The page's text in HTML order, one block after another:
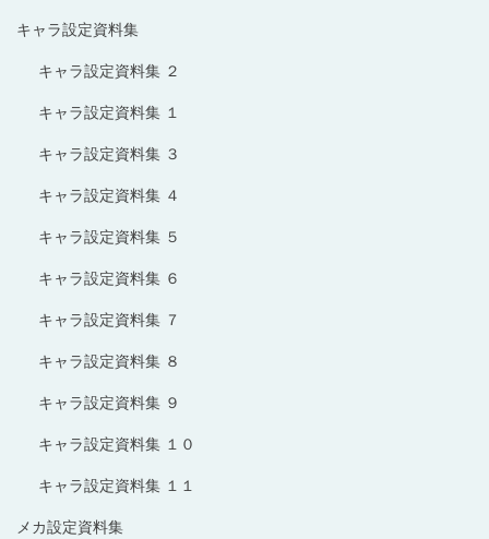
キャラ設定資料集
キャラ設定資料集 ２
キャラ設定資料集 １
キャラ設定資料集 ３
キャラ設定資料集 ４
キャラ設定資料集 ５
キャラ設定資料集 ６
キャラ設定資料集 ７
キャラ設定資料集 ８
キャラ設定資料集 ９
キャラ設定資料集 １０
キャラ設定資料集 １１
メカ設定資料集